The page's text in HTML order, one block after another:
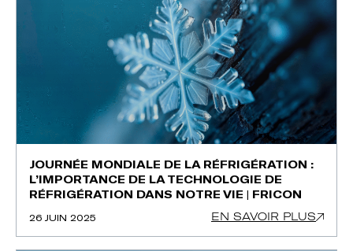
JOURNÉE MONDIALE DE LA RÉFRIGÉRATION :
L’IMPORTANCE DE LA TECHNOLOGIE DE
RÉFRIGÉRATION DANS NOTRE VIE | FRICON
26 JUIN 2025 EN SAVOIR PLUS